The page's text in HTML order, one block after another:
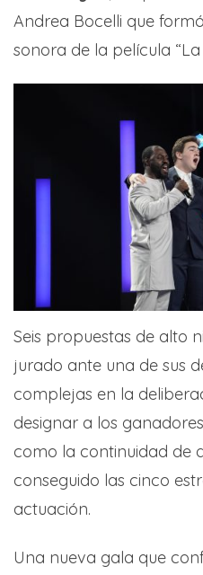
Andrea Bocelli que
sonora de la película
Seis propuestas de alto
jurado ante una de sus
complejas en la
designar a los
como la continuidad de
conseguido las cinco
actuación.
Una nueva gala que